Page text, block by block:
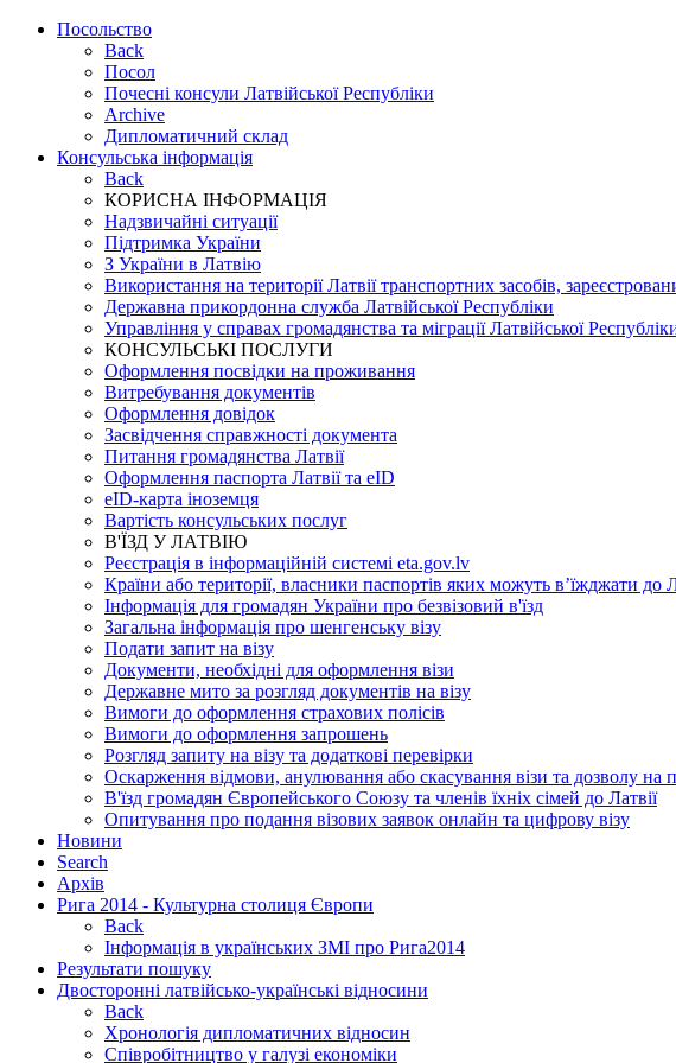
Посольство
Back
Посол
Почесні консули Латвійської Республіки
Archive
Дипломатичний склад
Консульська інформація
Back
КОРИСНА ІНФОРМАЦІЯ
Надзвичайні ситуації
Підтримка України
З України в Латвію
Використання на території Латвії транспортних засобів,
Державна прикордонна служба Латвійської Республіки
Управління у справах громадянства та міграції Латвійської
КОНСУЛЬСЬКІ ПОСЛУГИ
Оформлення посвідки на проживання
Витребування документів
Оформлення довідок
Засвідчення справжності документа
Питання громадянства Латвії
Оформлення паспорта Латвії та eID
eID-карта іноземця
Вартість консульських послуг
В'ЇЗД У ЛАТВІЮ
Реєстрація в інформаційній системі eta.gov.lv
Країни або території, власники паспортів яких можуть в’їжджати до
Інформація для громадян України про безвізовий в'їзд
Загальна інформація про шенгенську візу
Подати запит на візу
Документи, необхідні для оформлення візи
Державне мито за розгляд документів на візу
Вимоги до оформлення страхових полісів
Вимоги до оформлення запрошень
Розгляд запиту на візу та додаткові перевірки
Оскарження відмови, анулювання або скасування візи та дозволу на
В'їзд громадян Європейського Союзу та членів їхніх сімей до Латвії
Опитування про подання візових заявок онлайн та цифрову візу
Новини
Search
Aрхів
Рига 2014 - Культурна столиця Європи
Back
Інформація в українських ЗМІ про Рига2014
Результати пошуку
Двосторонні латвійсько-українські відносини
Back
Хронологія дипломатичних відносин
Співробітництво у галузі економіки